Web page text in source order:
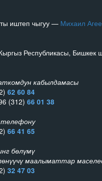
иштеп чыгуу — Михаил
Республикасы, Бишкек
кабылдамасы
62 60 84
(312) 66 01 38
66 41 65
бөлүмү
маалыматтар
32 47 03